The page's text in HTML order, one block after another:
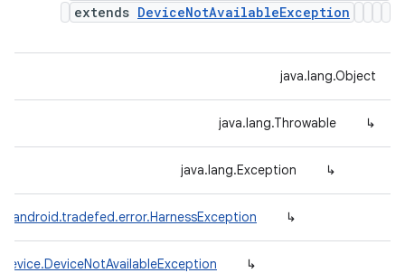
extends DeviceNotAvailableException
java.lang.Object
↳
java.lang.Throwable
↳
java.lang.Exception
↳
↳